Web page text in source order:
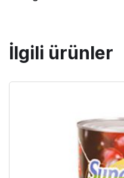
İlgili ürünler